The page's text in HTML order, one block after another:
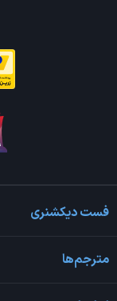
فست دیکشنری
مترجم‌ها